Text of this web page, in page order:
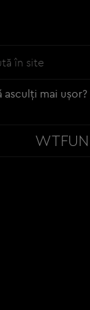
asculți mai ușor?
WTFUN